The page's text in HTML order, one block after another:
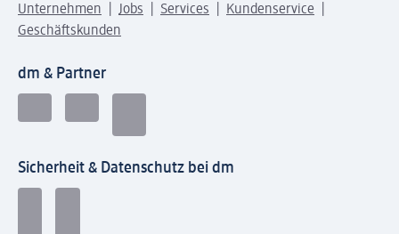
Unternehmen Jobs Services
Kundenservice
Geschäftskunden
dm & Partner
Sicherheit & Datenschutz bei dm